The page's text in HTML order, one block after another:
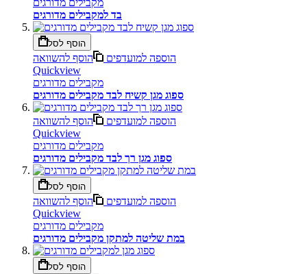
בד למקבילים מדורגים
הוסף לסל
הוספה למועדפים
הוסף להשוואה
Quickview
מקבילים מדורגים
ספוג מגן קשיח לבד מקבילים מדורגים
הוספה למועדפים
הוסף להשוואה
Quickview
מקבילים מדורגים
ספוג מגן רך לבד מקבילים מדורגים
הוסף לסל
הוספה למועדפים
הוסף להשוואה
Quickview
מקבילים מדורגים
במת שליטה למתקן מקבילים מדורגים
הוסף לסל